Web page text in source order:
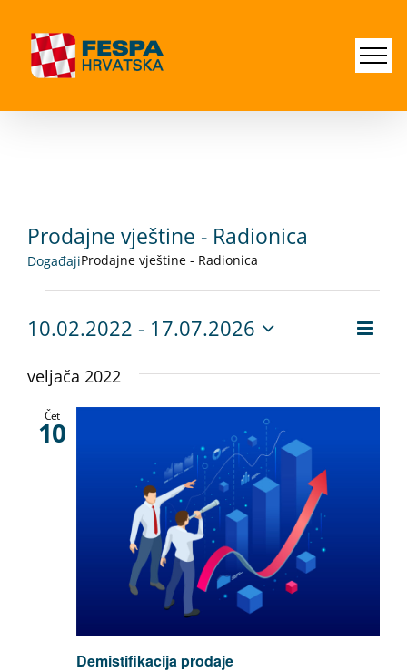
content
Prodajne vještine - Radionica
DogađajiProdajne vještine - Radionica
Popis
10.02.2022 - 17.07.2026
datum.
veljača 2022
Čet
10
Demistifikacija prodaje